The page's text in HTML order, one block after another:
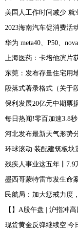
美国人工作时间减少 就
2023海南汽车促消费活
华为 meta40、P50、
上海医药：卡培他滨片
东莞：发布存量住宅用
段落式著录格式（关于
保利发展20亿元中期票
每日热闻!零百加速3.8
河北发布最新天气形势
环球滚动:装配建筑板块
残疾人事业这五年丨7.9
墨西哥蒙特雷市发生命
民航局：加大惩戒力度
【】A股午盘 | 沪指冲
现货黄金反弹继续空|今